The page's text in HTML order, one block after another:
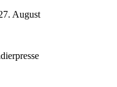
August